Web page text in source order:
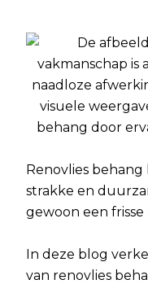
Renovlies
strakke en
gewoon een
In deze blog
van renovlies